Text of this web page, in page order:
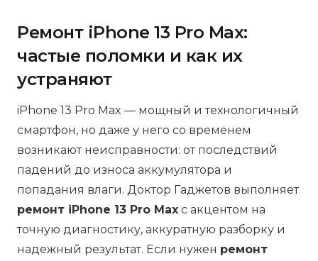
Ремонт iPhone 13 Pro Max:
частые поломки и как их
устраняют
iPhone 13 Pro Max — мощный и технологичный
смартфон, но даже у него со временем
возникают неисправности: от последствий
падений до износа аккумулятора и
попадания влаги. Доктор Гаджетов выполняет
ремонт iPhone 13 Pro Max с акцентом на
точную диагностику, аккуратную разборку и
надежный результат. Если нужен ремонт